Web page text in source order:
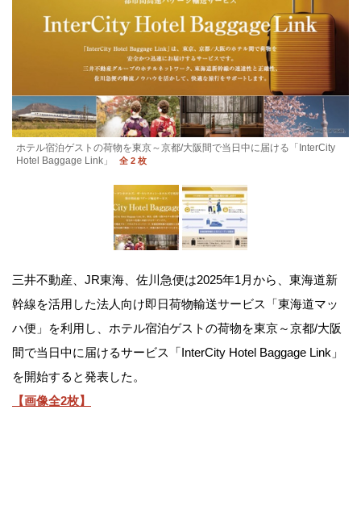
ホテル宿泊ゲストの荷物を東京～京都/大阪間で当日中に届ける「InterCity
Hotel Baggage Link」
全 2 枚
三井不動産、JR東海、佐川急便は2025年1月から、東海道新
幹線を活用した法人向け即日荷物輸送サービス「東海道マッ
ハ便」を利用し、ホテル宿泊ゲストの荷物を東京～京都/大阪
間で当日中に届けるサービス「InterCity Hotel Baggage Link」
を開始すると発表した。
【画像全2枚】